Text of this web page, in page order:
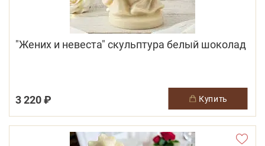
"Жених и невеста" скульптура белый шоколад
3 220 ₽ купить